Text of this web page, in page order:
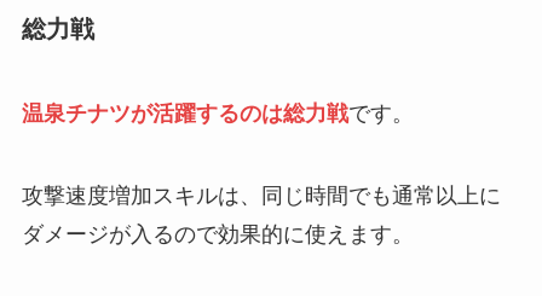
総力戦
温泉チナツが活躍するのは総力戦です。
攻撃速度増加スキルは、同じ時間でも通常以上に
ダメージが入るので効果的に使えます。